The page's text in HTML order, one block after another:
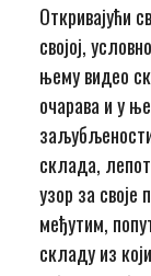
Откривајући
својој,
њему видео
очарава и у
склада,
узор за
међутим,
складу из